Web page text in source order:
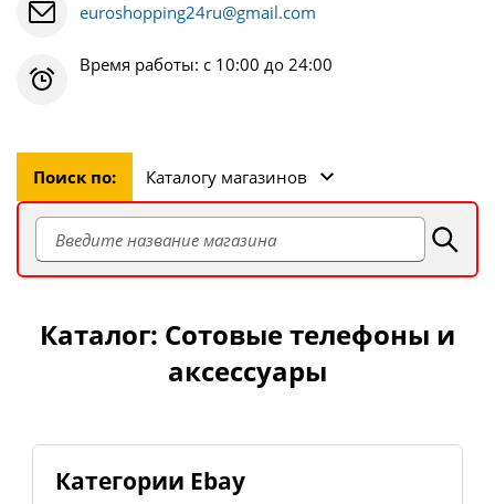
euroshopping24ru@gmail.com
Время работы: с 10:00 до 24:00
Поиск по: Каталогу магазинов
Категории Ebay
Каталог: Сотовые телефоны и
аксессуары